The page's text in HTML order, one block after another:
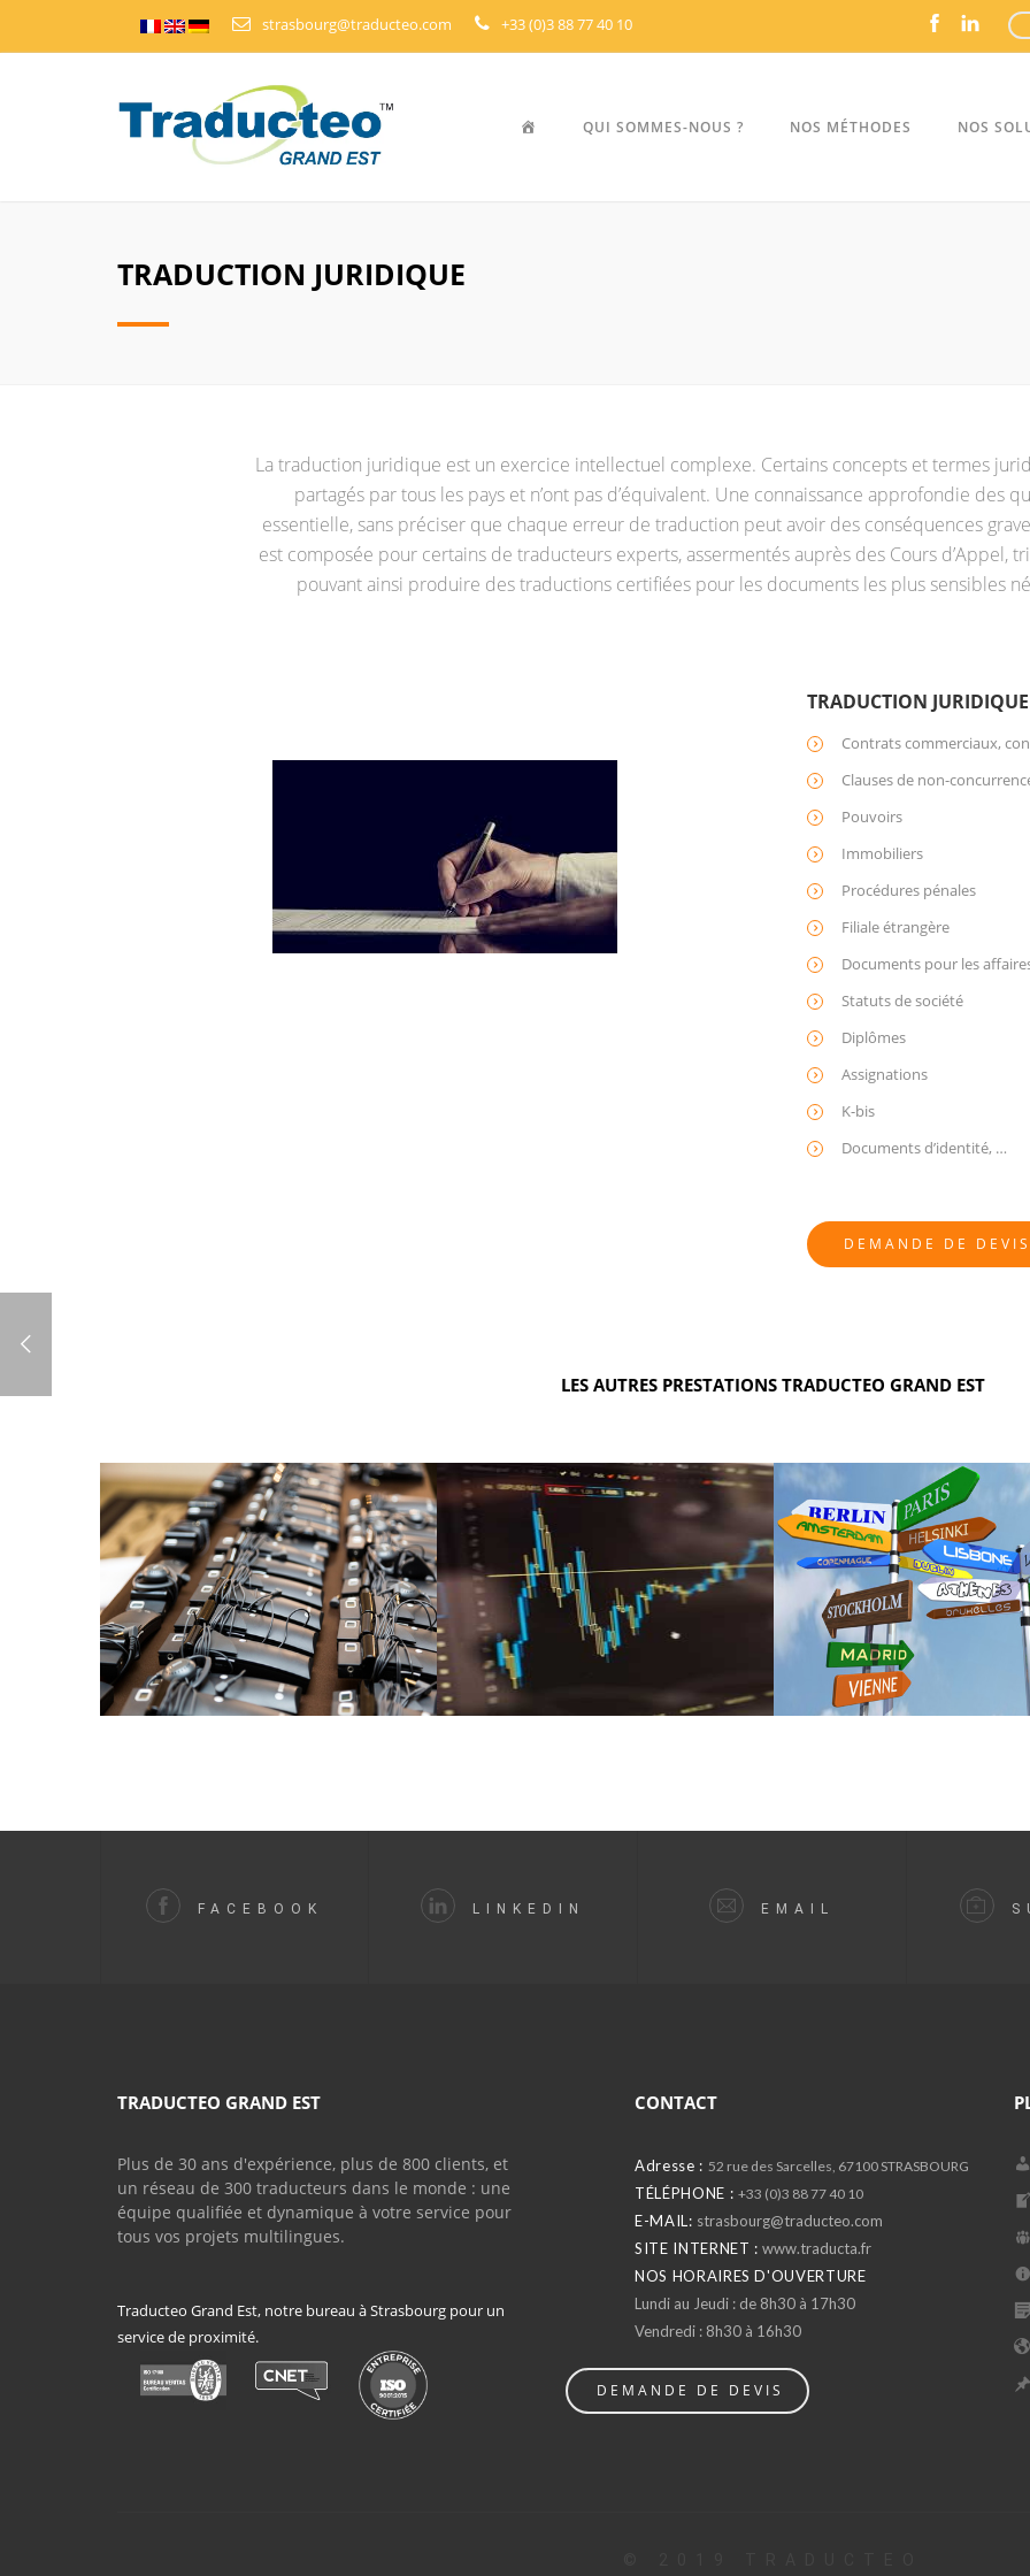
strasbourg@traducteo.com +33 (0)3 88 77 40 10
ACCUEILQUI SOMMES-NOUS ? NOS MÉTHODES NOS
TRADUCTION JURIDIQUE
La traduction juridique est un exercice intellectuel complexe. Certains concepts et termes
partagés par tous les pays et n’ont pas d’équivalent. Une connaissance approfondie des
essentielle, sans préciser que chaque erreur de traduction peut avoir des conséquences
est composée pour certains de traducteurs experts, assermentés auprès des Cours d’Appel,
pouvant ainsi produire des traductions certifiées pour les documents les plus sensibles
TRADUCTION JURIDIQUE
Contrats commerciaux,
Clauses de non-
Pouvoirs
Immobiliers
Procédures pénales
Filiale étrangère
Documents pour les
Statuts de société
Diplômes
Assignations
K-bis
Documents d’identité, …
DEMANDE DE DEVIS
LES AUTRES PRESTATIONS TRADUCTEO GRAND EST
FACEBOOK LINKEDIN EMAIL
TRADUCTEO GRAND EST
Plus de 30 ans d'expérience, plus de 800 clients, et
un réseau de 300 traducteurs dans le monde : une
équipe qualifiée et dynamique à votre service pour
tous vos projets multilingues.
Traducteo Grand Est, notre bureau à Strasbourg pour un
service de proximité.
CONTACT
Adresse : 52 rue des Sarcelles, 67100 STRASBOURG
TÉLÉPHONE : +33 (0)3 88 77 40 10
E-MAIL: strasbourg@traducteo.com
SITE INTERNET :www.traducta.fr
NOS HORAIRES D'OUVERTURE
Lundi au Jeudi : de 8h30 à 17h30
Vendredi : 8h30 à 16h30
DEMANDE DE DEVIS